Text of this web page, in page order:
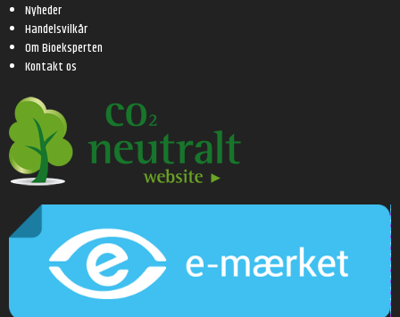
Nyheder
Handelsvilkår
Om Bioeksperten
Kontakt os